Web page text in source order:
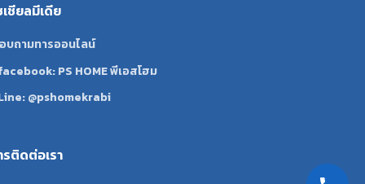
เชียลมีเดีย
บถามทารออนไลน์
PS HOME พีเอสโฮม
@pshomekrabi
รติดต่อเรา